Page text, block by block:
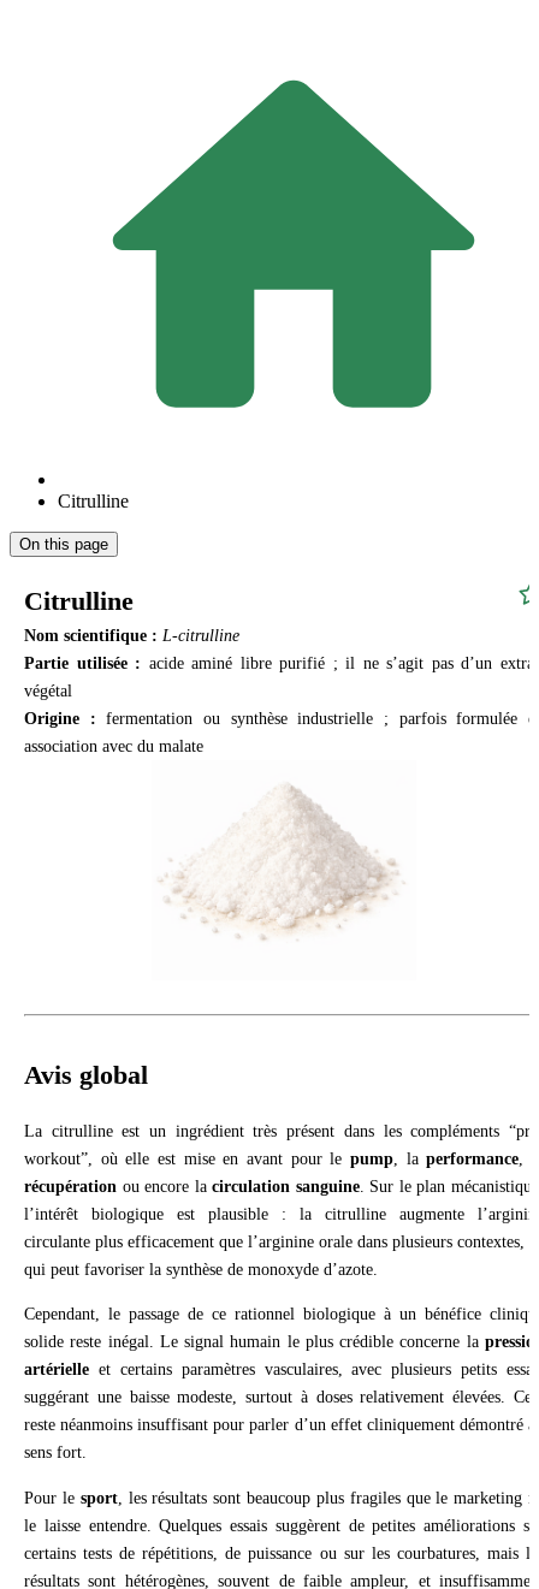
Citrulline
On this page
Citrulline
Nom scientifique : L-citrulline
Partie utilisée : acide aminé libre purifié ; il ne s’agit pas d’un
végétal
Origine : fermentation ou synthèse industrielle ; parfois formulée
association avec du malate
Avis global
La citrulline est un ingrédient très présent dans les compléments
workout”, où elle est mise en avant pour le pump , laperformance
récupération ou encore lacirculation sanguine. Sur le plan
l’intérêt biologique est plausible : la citrulline augmente
circulante plus efficacement que l’arginine orale dans plusieurs contextes,
qui peut favoriser la synthèse de monoxyde d’azote.
Cependant, le passage de ce rationnel biologique à un bénéfice
solide reste inégal. Le signal humain le plus crédible concerne la
artérielle et certains paramètres vasculaires, avec plusieurs petits
suggérant une baisse modeste, surtout à doses relativement élevées.
reste néanmoins insuffisant pour parler d’un effet cliniquement démontré
sens fort.
Pour le sport, les résultats sont beaucoup plus fragiles que le marketing
le laisse entendre. Quelques essais suggèrent de petites améliorations
certains tests de répétitions, de puissance ou sur les courbatures, mais
résultats sont hétérogènes, souvent de faible ampleur, et